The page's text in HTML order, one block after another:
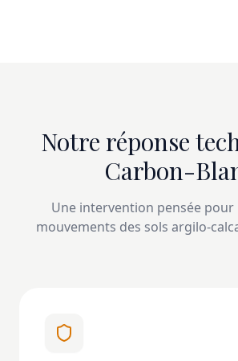
Notre réponse
Carbon-
Une intervention pensée pour
mouvements des sols argilo-